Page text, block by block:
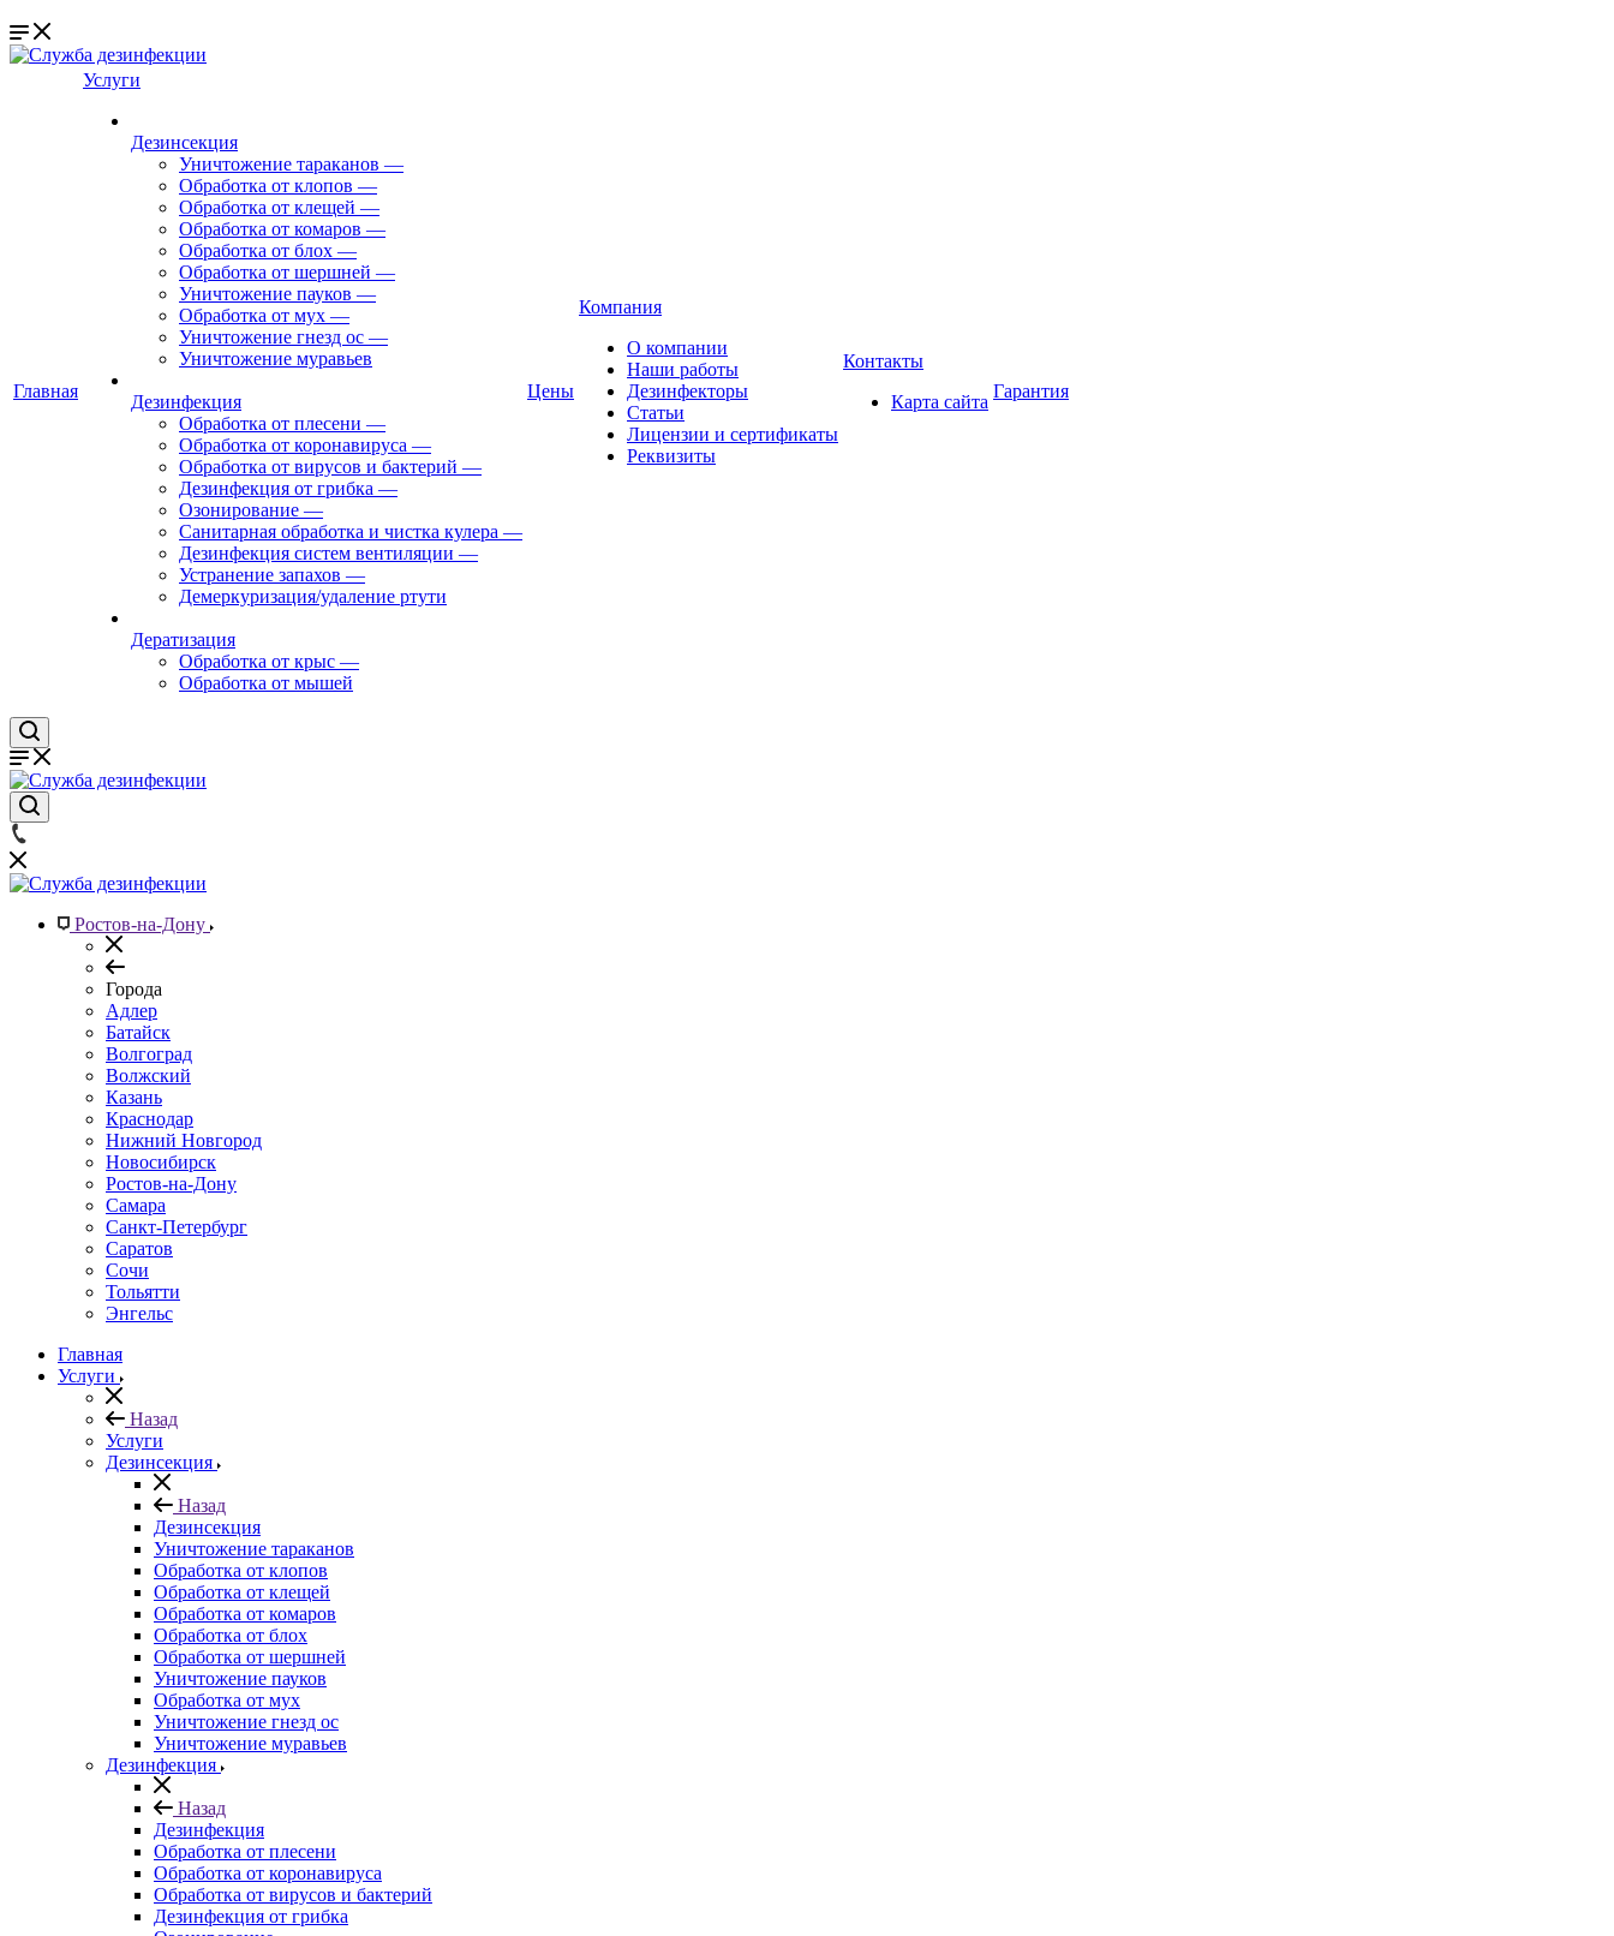
Главная
Услуги
Дезинсекция
Уничтожение тараканов —
Обработка от клопов —
Обработка от клещей —
Обработка от комаров —
Обработка от блох —
Обработка от шершней —
Уничтожение пауков —
Обработка от мух —
Уничтожение гнезд ос —
Уничтожение муравьев
Дезинфекция
Обработка от плесени —
Обработка от коронавируса —
Обработка от вирусов и бактерий —
Дезинфекция от грибка —
Озонирование —
Санитарная обработка и чистка кулера —
Дезинфекция систем вентиляции —
Устранение запахов —
Демеркуризация/удаление ртути
Дератизация
Обработка от крыс —
Обработка от мышей
Цены
Компания
О компании
Наши работы
Дезинфекторы
Статьи
Лицензии и сертификаты
Реквизиты
Контакты
Карта сайта
Гарантия
Ростов-на-Дону
Города
Адлер
Батайск
Волгоград
Волжский
Казань
Краснодар
Нижний Новгород
Новосибирск
Ростов-на-Дону
Самара
Санкт-Петербург
Саратов
Сочи
Тольятти
Энгельс
Главная
Услуги
Назад
Услуги
Дезинсекция
Назад
Дезинсекция
Уничтожение тараканов
Обработка от клопов
Обработка от клещей
Обработка от комаров
Обработка от блох
Обработка от шершней
Уничтожение пауков
Обработка от мух
Уничтожение гнезд ос
Уничтожение муравьев
Дезинфекция
Назад
Дезинфекция
Обработка от плесени
Обработка от коронавируса
Обработка от вирусов и бактерий
Дезинфекция от грибка